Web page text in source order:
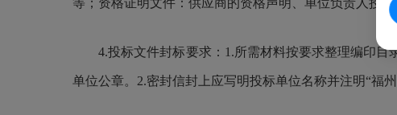
等；资格证明文件：供应商的资格声明、单位负责人授
4.投标文件封标要求：1.所需材料按要求整理编印目
单位公章。2.密封信封上应写明投标单位名称并注明“福